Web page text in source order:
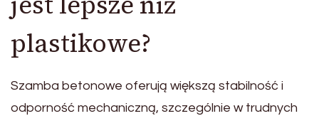
plastikowe?
Szamba betonowe oferują większą stabilność i
odporność mechaniczną, szczególnie w trudnych